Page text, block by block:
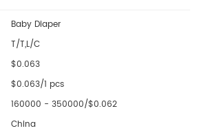
Baby Diaper
T/T,L/C
$0.063
$0.063/1 pcs
160000 - 350000/$0.062
China